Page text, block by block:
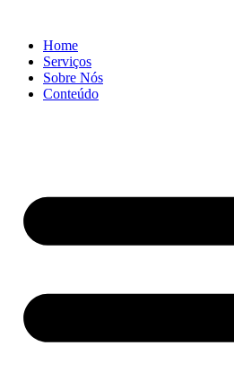
conteúdo
Home
Serviços
Sobre Nós
Conteúdo